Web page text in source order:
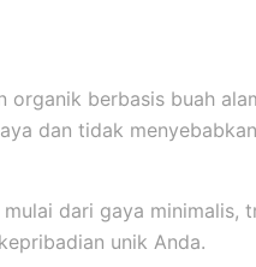
organik berbasis buah
dan tidak
dari gaya minimalis,
unik Anda.